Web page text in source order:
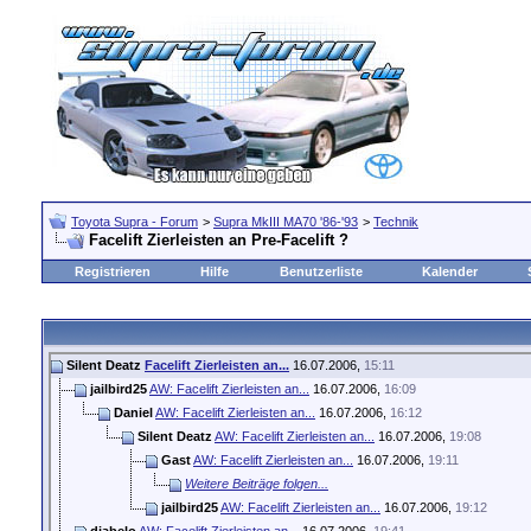
Toyota Supra - Forum > Supra MkIII MA70 '86-'93 > Technik
Facelift Zierleisten an Pre-Facelift ?
Registrieren Hilfe Benutzerliste Kalender
Silent Deatz Facelift Zierleisten an... 16.07.2006, 15:11
jailbird25AW: Facelift Zierleisten an... 16.07.2006, 16:09
DanielAW: Facelift Zierleisten an... 16.07.2006, 16:12
Silent Deatz AW: Facelift Zierleisten an... 16.07.2006, 19:08
GastAW: Facelift Zierleisten an... 16.07.2006, 19:11
Weitere Beiträge folgen...
jailbird25AW: Facelift Zierleisten an... 16.07.2006, 19:12